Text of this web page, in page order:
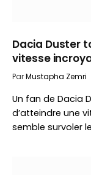
Dacia Duster
vitesse
ParMustapha Zemri
Un fan de Dacia
d’atteindre une
semble survoler